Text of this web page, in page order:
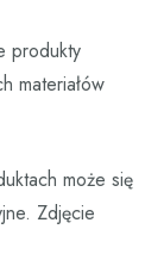
produkty
materiałów
może się
Zdjęcie